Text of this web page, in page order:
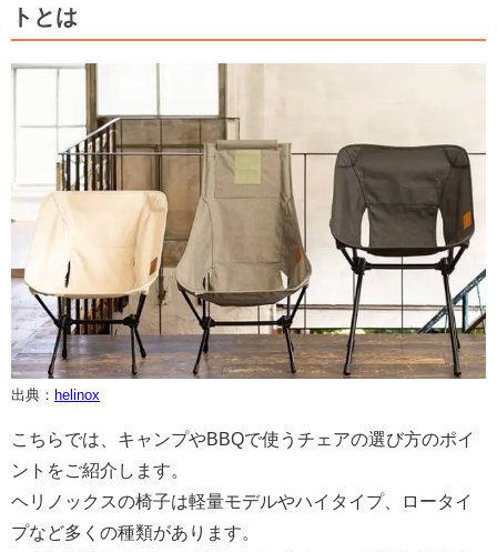
トとは
出典： helinox
こちらでは、キャンプやBBQで使うチェアの選び方のポイ
ントをご紹介します。
ヘリノックスの椅子は軽量モデルやハイタイプ、ロータイ
プなど多くの種類があります。